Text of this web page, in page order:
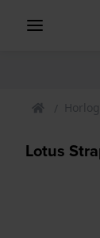
Lotus